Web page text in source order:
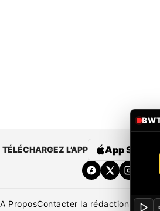
TÉLÉCHARGEZ L’APP App Store
A ProposContacter la rédaction